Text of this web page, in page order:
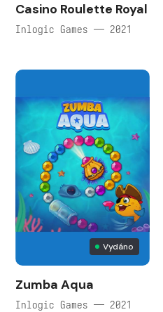
Casino Roulette Royal
Inlogic Games — 2021
Vydáno
Zumba Aqua
Inlogic Games — 2021